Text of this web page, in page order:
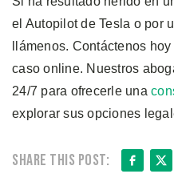
el Autopilot de Tesla o por
llámenos. Contáctenos
caso online. Nuestros
24/7 para ofrecerle una
explorar sus opciones
Share this post: X